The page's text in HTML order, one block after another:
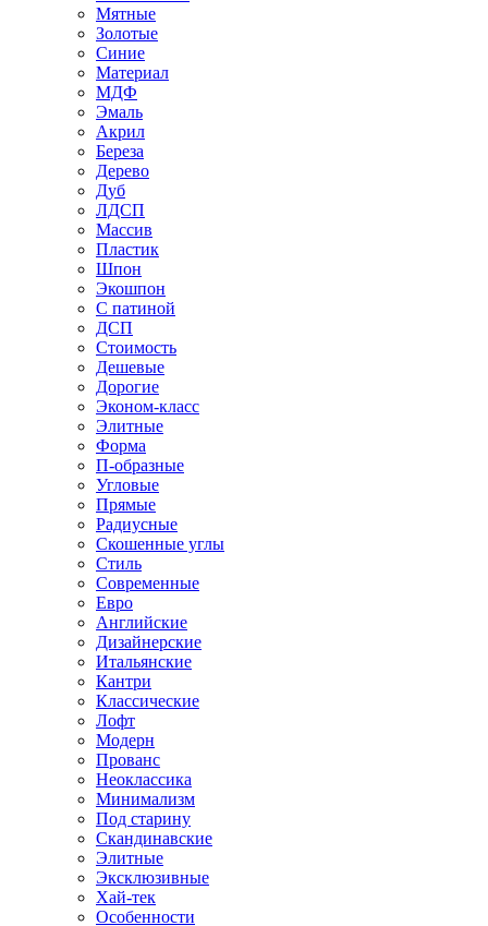
Мятные
Золотые
Синие
Материал
МДФ
Эмаль
Акрил
Береза
Дерево
Дуб
ЛДСП
Массив
Пластик
Шпон
Экошпон
С патиной
ДСП
Стоимость
Дешевые
Дорогие
Эконом-класс
Элитные
Форма
П-образные
Угловые
Прямые
Радиусные
Скошенные углы
Стиль
Современные
Евро
Английские
Дизайнерские
Итальянские
Кантри
Классические
Лофт
Модерн
Прованс
Неоклассика
Минимализм
Под старину
Скандинавские
Элитные
Эксклюзивные
Хай-тек
Особенности